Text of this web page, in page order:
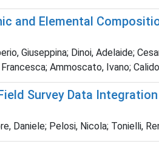
and Elemental
Giuseppina; Dinoi, Adelaide;
Ammoscato, Ivano;
Survey Data
Daniele; Pelosi, Nicola; Tonielli,